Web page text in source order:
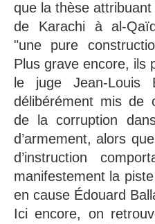
que la thèse
de Karachi à al-
"une pure
Plus grave encore, ils
le juge Jean-Louis
délibérément mis de
de la corruption
d’armement, alors
d’instruction
manifestement la
en cause Édouard
Ici encore, on